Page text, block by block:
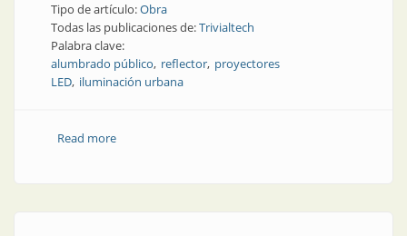
Tipo de artículo:Obra
Todas las publicaciones de:Trivialtech
Palabra clave:
alumbrado público reflector proyectores
LED iluminación urbana
Read moreabout Obra | Actividad física con luz mejorada